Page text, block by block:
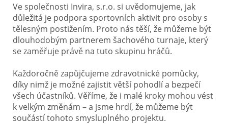
Ve společnosti Invira, s.r.o. si uvědomujeme, jak
důležitá je podpora sportovních aktivit pro osoby s
tělesným postižením. Proto nás těší, že můžeme být
dlouhodobým partnerem šachového turnaje, který
se zaměřuje právě na tuto skupinu hráčů.
Každoročně zapůjčujeme zdravotnické pomůcky,
díky nimž je možné zajistit větší pohodlí a bezpečí
všech účastníků. Věříme, že i malé kroky mohou vést
k velkým změnám – a jsme hrdí, že můžeme být
součástí tohoto smysluplného projektu.